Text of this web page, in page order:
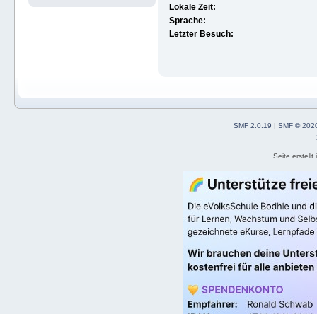
Lokale Zeit:
Sprache:
Letzter Besuch:
SMF 2.0.19 |SMF ©
Seite erstellt